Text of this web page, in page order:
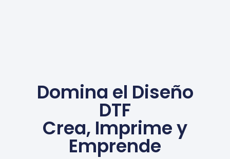
Domina el Diseño
DTF
Crea, Imprime y
Emprende